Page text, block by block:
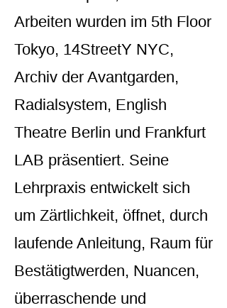
Arbeiten wurden im 5th Floor
Tokyo, 14StreetY NYC,
Archiv der Avantgarden,
Radialsystem, English
Theatre Berlin und Frankfurt
LAB präsentiert. Seine
Lehrpraxis entwickelt sich
um Zärtlichkeit, öffnet, durch
laufende Anleitung, Raum für
Bestätigtwerden, Nuancen,
überraschende und